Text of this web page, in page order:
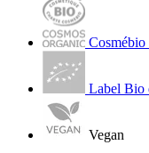
Label Bio
Vegan